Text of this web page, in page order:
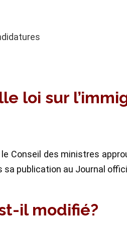
loi sur
Conseil des ministres
publication au Journal
il modifié?